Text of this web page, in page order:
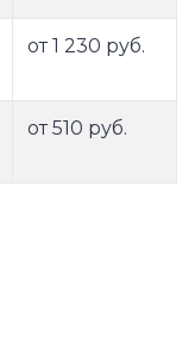
от 1 230 руб.
от 510 руб.